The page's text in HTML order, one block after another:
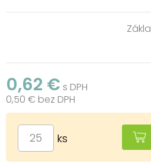
0,62 € s DPH
0,50 € bez DPH
ks